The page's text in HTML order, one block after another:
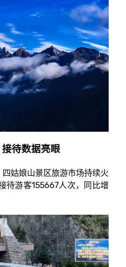
待数据亮眼
姑娘山景区旅游市场持续火
待游客155667人次，同比增